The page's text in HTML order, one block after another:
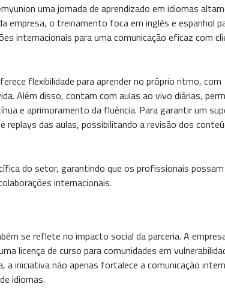
uma jornada de aprendizado em idiomas
empresa, o treinamento foca em inglês e espanhol
internacionais para uma comunicação eficaz com
flexibilidade para aprender no próprio ritmo, com
Além disso, contam com aulas ao vivo diárias,
e aprimoramento da fluência. Para garantir um
das aulas, possibilitando a revisão dos
do setor, garantindo que os profissionais
internacionais.
se reflete no impacto social da parceria. A
licença de curso para comunidades em
a iniciativa não apenas fortalece a comunicação
idiomas.